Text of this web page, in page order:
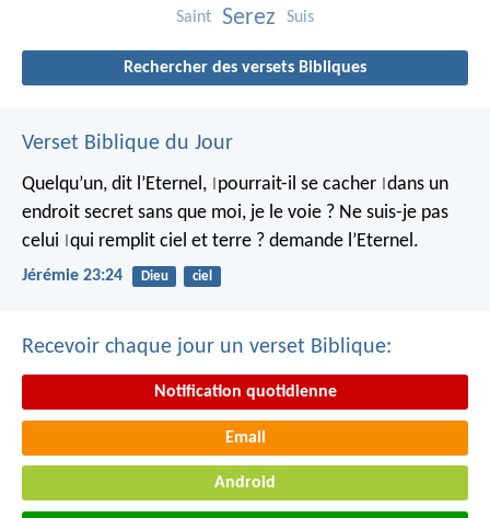
Saint Serez Suis
Rechercher des versets Bibliques
Verset Biblique du Jour
Quelqu’un, dit l’Eternel, pourrait-il se cacher dans un
endroit secret sans que moi, je le voie ? Ne suis-je pas
celui qui remplit ciel et terre ? demande l’Eternel.
Jérémie 23:24 Dieu ciel
Recevoir chaque jour un verset Biblique:
Notification quotidienne
Email
Android